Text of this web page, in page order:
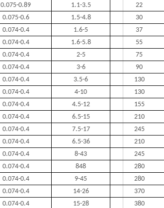
0.075-0.89 1.1-3.5
22
0.075-0.6 1.5-4.8
30
0.074-0.4 1.6-5
37
0.074-0.4 1.6-5.8
55
0.074-0.4 2-5
75
0.074-0.4 3-6
90
0.074-0.4 3.5-6
130
0.074-0.4 4-10
130
0.074-0.4 4.5-12
155
0.074-0.4 6.5-15
210
0.074-0.4 7.5-17
245
0.074-0.4 6.5-36
210
0.074-0.4 8-43
245
0.074-0.4 848
280
0.074-0.4 9-45
280
0.074-0.4 14-26
370
0.074-0.4 15-28
380